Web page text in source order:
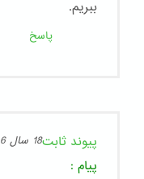
ببریم.
پاسخ
پیوند ثابت18 سال 6 ماه پیش
پیام :